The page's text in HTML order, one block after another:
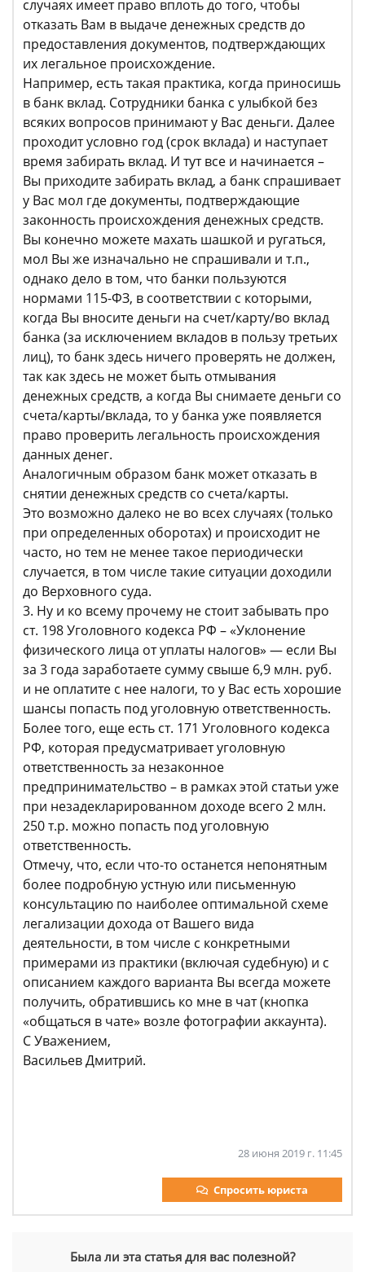
случаях имеет право вплоть до того, чтобы
отказать Вам в выдаче денежных средств до
предоставления документов, подтверждающих
их легальное происхождение.
Например, есть такая практика, когда приносишь
в банк вклад. Сотрудники банка с улыбкой без
всяких вопросов принимают у Вас деньги. Далее
проходит условно год (срок вклада) и наступает
время забирать вклад. И тут все и начинается –
Вы приходите забирать вклад, а банк спрашивает
у Вас мол где документы, подтверждающие
законность происхождения денежных средств.
Вы конечно можете махать шашкой и ругаться,
мол Вы же изначально не спрашивали и т.п.,
однако дело в том, что банки пользуются
нормами 115-ФЗ, в соответствии с которыми,
когда Вы вносите деньги на счет/карту/во вклад
банка (за исключением вкладов в пользу третьих
лиц), то банк здесь ничего проверять не должен,
так как здесь не может быть отмывания
денежных средств, а когда Вы снимаете деньги со
счета/карты/вклада, то у банка уже появляется
право проверить легальность происхождения
данных денег.
Аналогичным образом банк может отказать в
снятии денежных средств со счета/карты.
Это возможно далеко не во всех случаях (только
при определенных оборотах) и происходит не
часто, но тем не менее такое периодически
случается, в том числе такие ситуации доходили
до Верховного суда.
3. Ну и ко всему прочему не стоит забывать про
ст. 198 Уголовного кодекса РФ – «Уклонение
физического лица от уплаты налогов» — если Вы
за 3 года заработаете сумму свыше 6,9 млн. руб.
и не оплатите с нее налоги, то у Вас есть хорошие
шансы попасть под уголовную ответственность.
Более того, еще есть ст. 171 Уголовного кодекса
РФ, которая предусматривает уголовную
ответственность за незаконное
предпринимательство – в рамках этой статьи уже
при незадекларированном доходе всего 2 млн.
250 т.р. можно попасть под уголовную
ответственность.
Отмечу, что, если что-то останется непонятным
более подробную устную или письменную
консультацию по наиболее оптимальной схеме
легализации дохода от Вашего вида
деятельности, в том числе с конкретными
примерами из практики (включая судебную) и с
описанием каждого варианта Вы всегда можете
получить, обратившись ко мне в чат (кнопка
«общаться в чате» возле фотографии аккаунта).
С Уважением,
Васильев Дмитрий.
28 июня 2019 г. 11:45
Спросить юриста
Была ли эта статья для вас полезной?